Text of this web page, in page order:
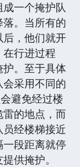
一个掩护队
。当所有的
后，他们就开
行进过程
。至于具体
采用不同的
避免经过楼
的地点，而
经楼梯接近
段距离就停
供掩护。